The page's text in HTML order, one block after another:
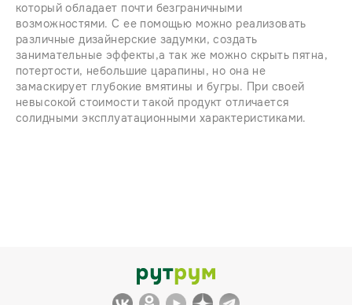
который обладает почти безграничными
возможностями. С ее помощью можно реализовать
различные дизайнерские задумки, создать
занимательные эффекты,а так же можно скрыть пятна,
потертости, небольшие царапины, но она не
замаскирует глубокие вмятины и бугры. При своей
невысокой стоимости такой продукт отличается
солидными эксплуатационными характеристиками.